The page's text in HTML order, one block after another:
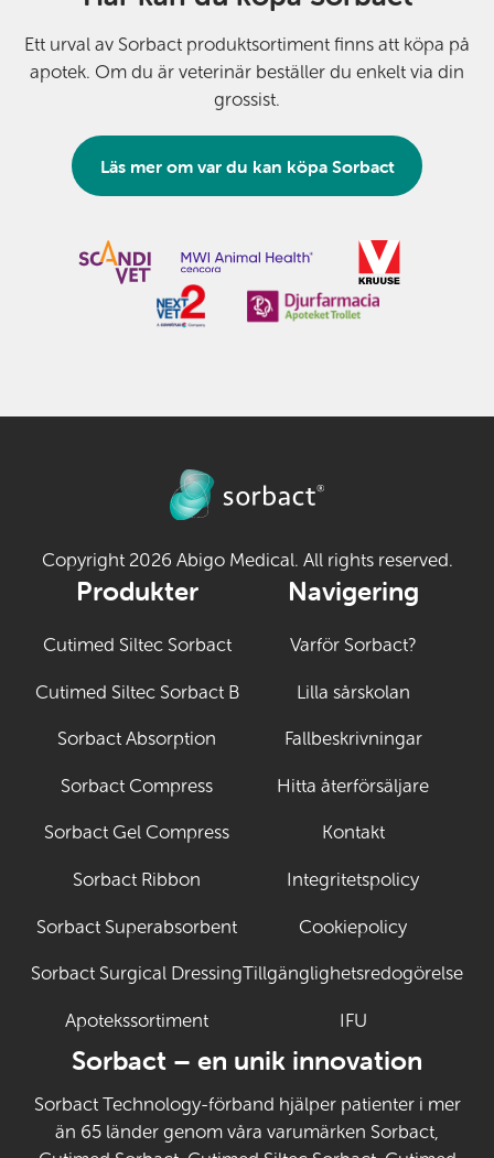
Ett urval av Sorbact produktsortiment finns att köpa på
apotek. Om du är veterinär beställer du enkelt via din
grossist.
Läs mer om var du kan köpa Sorbact
Copyright 2026 Abigo Medical. All rights reserved.
Produkter
Cutimed Siltec Sorbact
Cutimed Siltec Sorbact B
Sorbact Absorption
Sorbact Compress
Sorbact Gel Compress
Sorbact Ribbon
Sorbact Superabsorbent
Sorbact Surgical Dressing
Apotekssortiment
Navigering
Varför Sorbact?
Lilla sårskolan
Fallbeskrivningar
Hitta återförsäljare
Kontakt
Integritetspolicy
Cookiepolicy
Tillgänglighetsredogörelse
IFU
Sorbact – en unik innovation
Sorbact Technology-förband hjälper patienter i mer
än 65 länder genom våra varumärken Sorbact,